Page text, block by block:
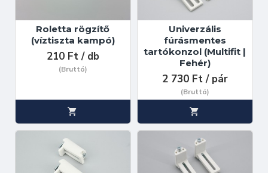
Roletta rögzítő
(víztiszta kampó)
210 Ft / db
(Bruttó)
Univerzális
fúrásmentes
tartókonzol (Multifit |
Fehér)
2 730 Ft / pár
(Bruttó)